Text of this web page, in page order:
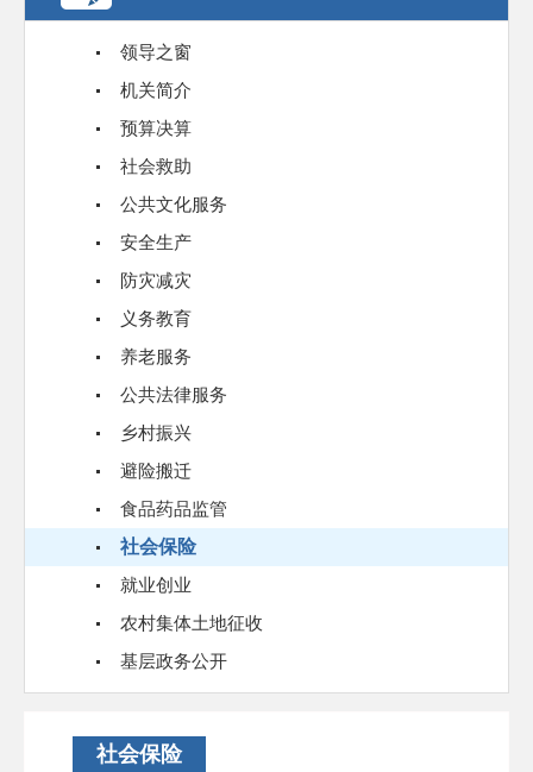
领导之窗
机关简介
预算决算
社会救助
公共文化服务
安全生产
防灾减灾
义务教育
养老服务
公共法律服务
乡村振兴
避险搬迁
食品药品监管
社会保险
就业创业
农村集体土地征收
基层政务公开
社会保险